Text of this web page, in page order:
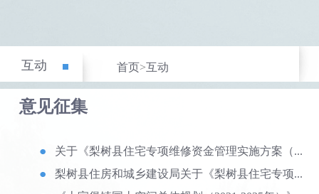
互动 首页>互动
意见征集
关于《梨树县住宅专项维修资金管理实施方案（...
梨树县住房和城乡建设局关于《梨树县住宅专项...